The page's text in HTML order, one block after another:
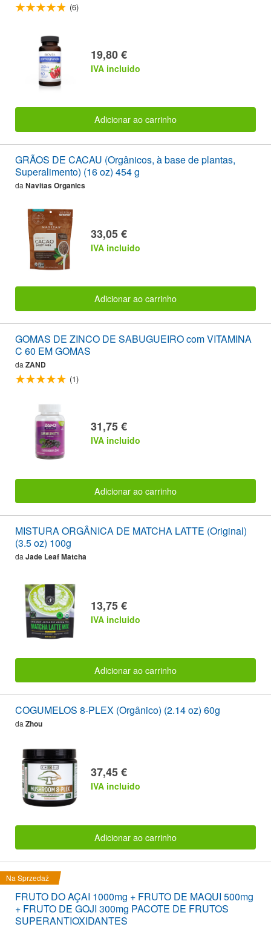
(6)
19,80 €
IVA incluido
Adicionar ao carrinho
GRÃOS DE CACAU (Orgânicos, à base de plantas,
Superalimento) (16 oz) 454 g
da Navitas Organics
33,05 €
IVA incluido
Adicionar ao carrinho
GOMAS DE ZINCO DE SABUGUEIRO com VITAMINA
C 60 EM GOMAS
da ZAND
(1)
31,75 €
IVA incluido
Adicionar ao carrinho
MISTURA ORGÂNICA DE MATCHA LATTE (Original)
(3.5 oz) 100g
da Jade Leaf Matcha
13,75 €
IVA incluido
Adicionar ao carrinho
COGUMELOS 8-PLEX (Orgânico) (2.14 oz) 60g
da Zhou
37,45 €
IVA incluido
Adicionar ao carrinho
Na Sprzedaż
FRUTO DO AÇAI 1000mg + FRUTO DE MAQUI 500mg
+ FRUTO DE GOJI 300mg PACOTE DE FRUTOS
SUPERANTIOXIDANTES